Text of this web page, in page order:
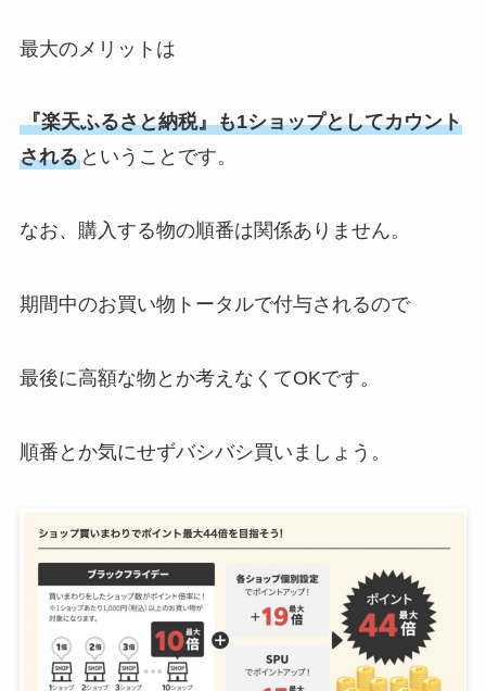
最大のメリットは
『楽天ふるさと納税』も1ショップとしてカウント
されるということです。
なお、購入する物の順番は関係ありません。
期間中のお買い物トータルで付与されるので
最後に高額な物とか考えなくてOKです。
順番とか気にせずバシバシ買いましょう。